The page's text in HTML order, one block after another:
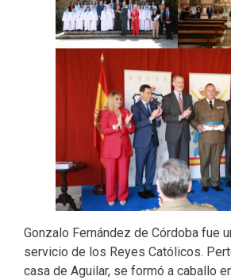
Gonzalo Fernández de Córdoba fue
servicio de los Reyes Católicos.
casa de Aguilar, se formó a caballo